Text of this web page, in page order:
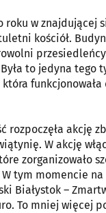
roku w znajdującej
kościół.
to jedyna tego
funkcjonowała
rozpoczęła akcję
W akcję
zorganizowało
tym momencie na
Białystok –
To mniej więcej